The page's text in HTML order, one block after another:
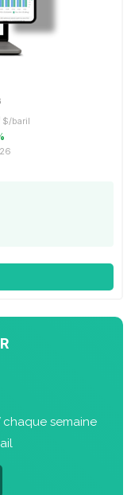
$/baril
chaque semaine